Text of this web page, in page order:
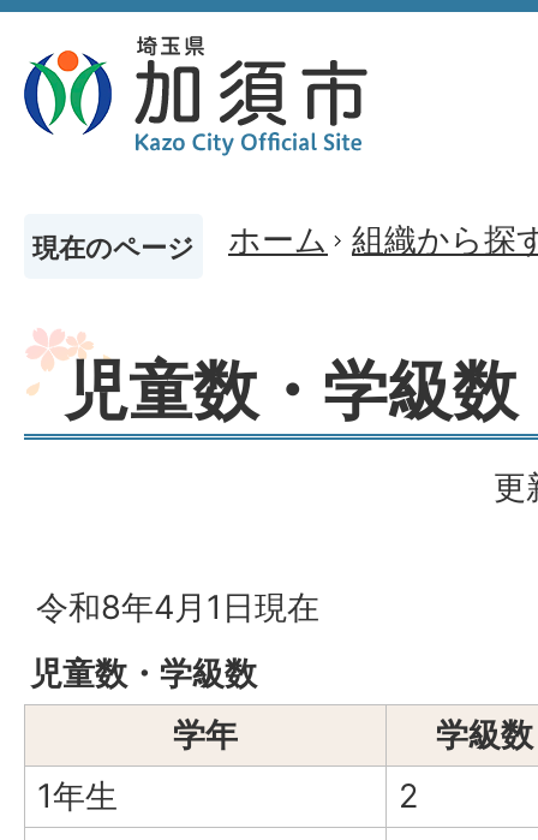
現在のページ ホーム 組織から探
児童数・学級数
更
令和8年4月1日現在
児童数・学級数
学年
学級数
1年生
2